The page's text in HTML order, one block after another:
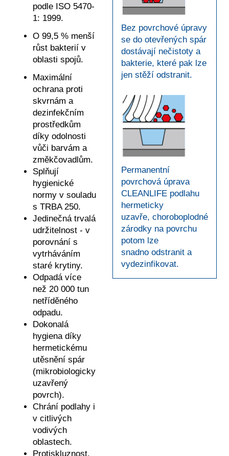
podle ISO 5470-
1: 1999.
O 99,5 % menší
růst bakterií v
oblasti spojů.
Maximální
ochrana proti
skvrnám a
dezinfekčním
prostředkům
díky odolnosti
vůči barvám a
změkčovadlům.
Splňují
hygienické
normy v souladu
s TRBA 250.
Jedinečná trvalá
udržitelnost - v
porovnání s
vytrháváním
staré krytiny.
Odpadá více
než 20 000 tun
netříděného
odpadu.
Dokonalá
hygiena díky
hermetickému
utěsnění spár
(mikrobiologicky
uzavřený
povrch).
Chrání podlahy i
v citlivých
vodivých
oblastech.
Protiskluznost.
Bez povrchové úpravy
se do otevřených spár
dostávají nečistoty a
bakterie, které pak lze
jen stěží odstranit.
Permanentní
povrchová úprava
CLEANLIFE podlahu
hermeticky
uzavře, choroboplodné
zárodky na povrchu
potom lze
snadno odstranit a
vydezinfikovat.